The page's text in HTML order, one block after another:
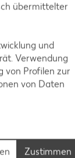
übermittelter
und
Verwendung
von Profilen zur
von Daten
Zustimmen